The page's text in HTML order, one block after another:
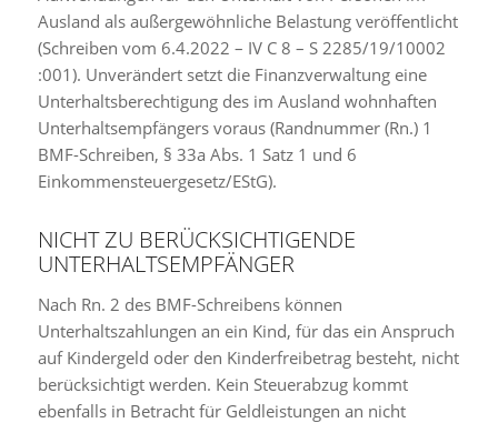
Ausland als außergewöhnliche Belastung veröffentlicht
(Schreiben vom 6.4.2022 – IV C 8 – S 2285/19/10002
:001). Unverändert setzt die Finanzverwaltung eine
Unterhaltsberechtigung des im Ausland wohnhaften
Unterhaltsempfängers voraus (Randnummer (Rn.) 1
BMF-Schreiben, § 33a Abs. 1 Satz 1 und 6
Einkommensteuergesetz/EStG).
NICHT ZU BERÜCKSICHTIGENDE
UNTERHALTSEMPFÄNGER
Nach Rn. 2 des BMF-Schreibens können
Unterhaltszahlungen an ein Kind, für das ein Anspruch
auf Kindergeld oder den Kinderfreibetrag besteht, nicht
berücksichtigt werden. Kein Steuerabzug kommt
ebenfalls in Betracht für Geldleistungen an nicht